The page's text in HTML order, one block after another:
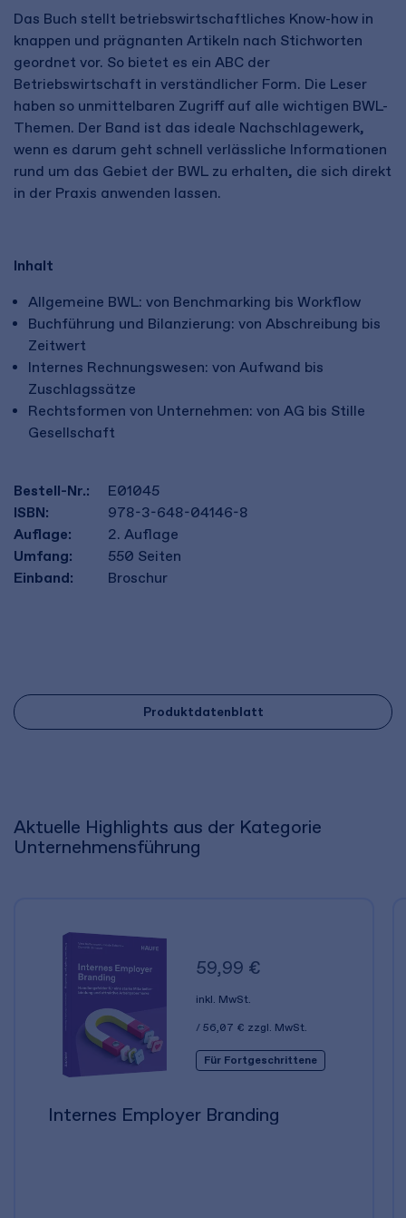
Das Buch stellt betriebswirtschaftliches Know-how in
knappen und prägnanten Artikeln nach Stichworten
geordnet vor. So bietet es ein ABC der
Betriebswirtschaft in verständlicher Form. Die Leser
haben so unmittelbaren Zugriff auf alle wichtigen BWL-
Themen. Der Band ist das ideale Nachschlagewerk,
wenn es darum geht schnell verlässliche Informationen
rund um das Gebiet der BWL zu erhalten, die sich direkt
in der Praxis anwenden lassen.
Inhalt
Allgemeine BWL: von Benchmarking bis Workflow
Buchführung und Bilanzierung: von Abschreibung bis
Zeitwert
Internes Rechnungswesen: von Aufwand bis
Zuschlagssätze
Rechtsformen von Unternehmen: von AG bis Stille
Gesellschaft
Bestell-Nr.:
E01045
ISBN:
978-3-648-04146-8
Auflage:
2. Auflage
Umfang:
550 Seiten
Einband:
Broschur
Produktdatenblatt
Aktuelle Highlights aus der Kategorie
Unternehmensführung
59,99 €
inkl. MwSt.
56,07 € zzgl. MwSt.
Für Fortgeschrittene
Internes Employer Branding